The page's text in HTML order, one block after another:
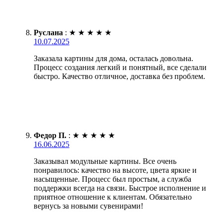
Руслана : ★ ★ ★ ★ ★
10.07.2025
Заказала картины для дома, осталась довольна.
Процесс создания легкий и понятный, все сделали
быстро. Качество отличное, доставка без проблем.
Федор П. : ★ ★ ★ ★ ★
16.06.2025
Заказывал модульные картины. Все очень
понравилось: качество на высоте, цвета яркие и
насыщенные. Процесс был простым, а служба
поддержки всегда на связи. Быстрое исполнение и
приятное отношение к клиентам. Обязательно
вернусь за новыми сувенирами!